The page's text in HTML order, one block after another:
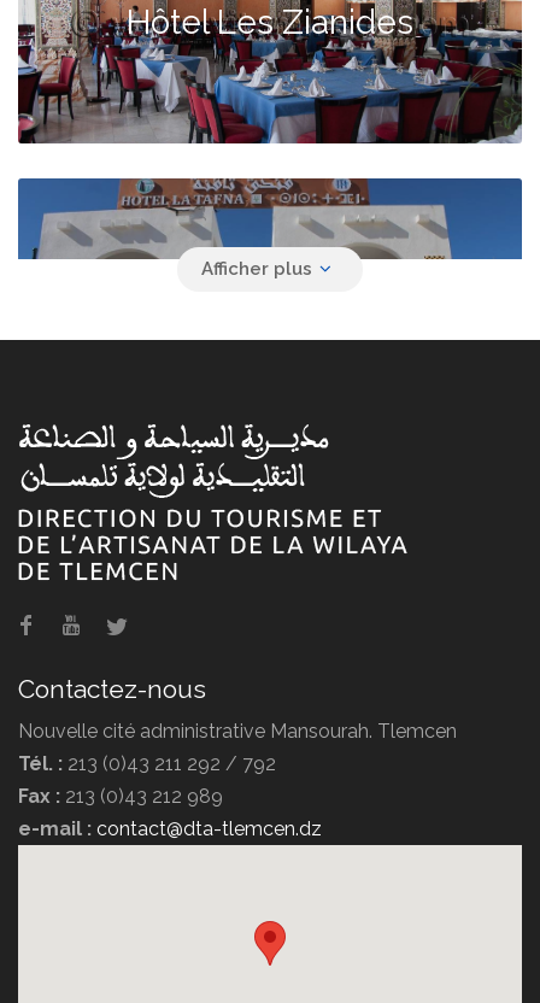
Hôtel Les Zianides
Hammam Boughrara
Hôtel Erriad
Contactez-nous
Nouvelle cité administrative Mansourah. Tlemcen
Tél. : 213 (0)43 211 292 / 792
Fax : 213 (0)43 212 989
e-mail : contact@dta-tlemcen.dz